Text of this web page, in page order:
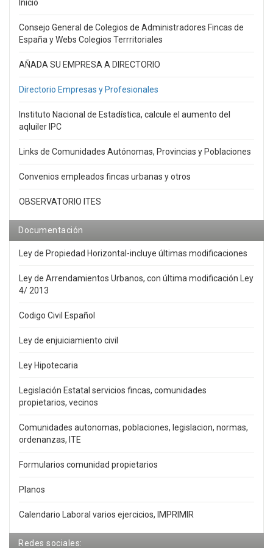
Inicio
Consejo General de Colegios de Administradores Fincas de
España y Webs Colegios Terrritoriales
AÑADA SU EMPRESA A DIRECTORIO
Directorio Empresas y Profesionales
Instituto Nacional de Estadística, calcule el aumento del
aqluiler IPC
Links de Comunidades Autónomas, Provincias y Poblaciones
Convenios empleados fincas urbanas y otros
OBSERVATORIO ITES
Documentación
Ley de Propiedad Horizontal-incluye últimas modificaciones
Ley de Arrendamientos Urbanos, con última modificación Ley
4/ 2013
Codigo Civil Español
Ley de enjuiciamiento civil
Ley Hipotecaria
Legislación Estatal servicios fincas, comunidades
propietarios, vecinos
Comunidades autonomas, poblaciones, legislacion, normas,
ordenanzas, ITE
Formularios comunidad propietarios
Planos
Calendario Laboral varios ejercicios, IMPRIMIR
Redes sociales: